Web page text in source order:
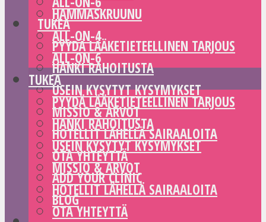
TUKEA
PYYDÄ LÄÄKETIETEELLINEN TARJOUS
HANKI RAHOITUSTA
USEIN KYSYTYT KYSYMYKSET
MISSIO & ARVOT
HOTELLIT LÄHELLÄ SAIRAALOITA
OTA YHTEYTTÄ
ADD YOUR CLINIC
BLOG
HAMMASKRUUNU
ALL-ON-4
ALL-ON-6
TUKEA
PYYDÄ LÄÄKETIETEELLINEN TARJOUS
HANKI RAHOITUSTA
USEIN KYSYTYT KYSYMYKSET
MISSIO & ARVOT
HOTELLIT LÄHELLÄ SAIRAALOITA
OTA YHTEYTTÄ